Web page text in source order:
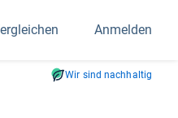
Anmelden
Wir sind nachhaltig